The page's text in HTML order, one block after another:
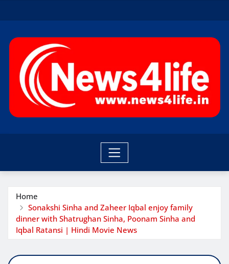
to
Home
Sonakshi Sinha and Zaheer Iqbal enjoy family
dinner with Shatrughan Sinha, Poonam Sinha and
Iqbal Ratansi | Hindi Movie News